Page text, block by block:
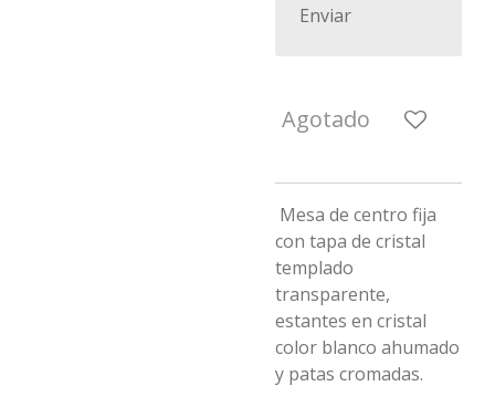
Enviar
Agotado
Mesa de centro fija
con tapa de cristal
templado
transparente,
estantes en cristal
color blanco ahumado
y patas cromadas.